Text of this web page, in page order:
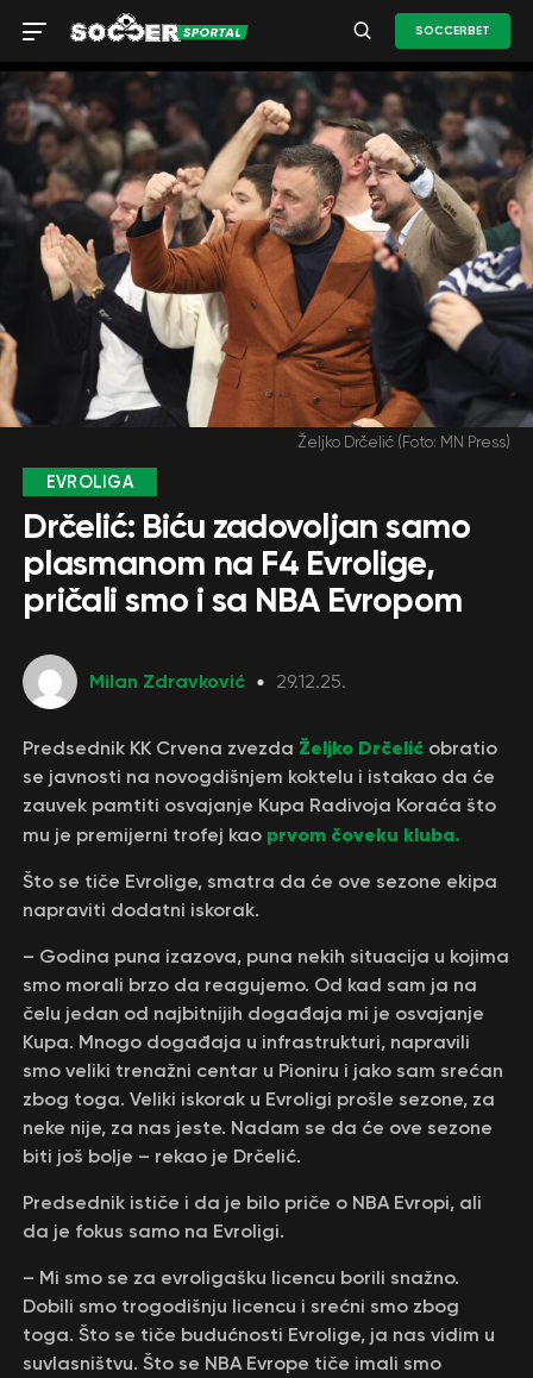
SOCCERBET
Željko Drčelić (Foto: MN Press)
EVROLIGA
Drčelić: Biću zadovoljan samo
plasmanom na F4 Evrolige,
pričali smo i sa NBA Evropom
Milan Zdravković 29.12.25.
Predsednik KK Crvena zvezda Željko Drčelićobratio
se javnosti na novogdišnjem koktelu i istakao da će
zauvek pamtiti osvajanje Kupa Radivoja Koraća što
mu je premijerni trofej kao prvom čoveku kluba.
Što se tiče Evrolige, smatra da će ove sezone ekipa
napraviti dodatni iskorak.
– Godina puna izazova, puna nekih situacija u kojima
smo morali brzo da reagujemo. Od kad sam ja na
čelu jedan od najbitnijih događaja mi je osvajanje
Kupa. Mnogo događaja u infrastrukturi, napravili
smo veliki trenažni centar u Pioniru i jako sam srećan
zbog toga. Veliki iskorak u Evroligi prošle sezone, za
neke nije, za nas jeste. Nadam se da će ove sezone
biti još bolje – rekao je Drčelić.
Predsednik ističe i da je bilo priče o NBA Evropi, ali
da je fokus samo na Evroligi.
– Mi smo se za evroligašku licencu borili snažno.
Dobili smo trogodišnju licencu i srećni smo zbog
toga. Što se tiče budućnosti Evrolige, ja nas vidim u
suvlasništvu. Što se NBA Evrope tiče imali smo